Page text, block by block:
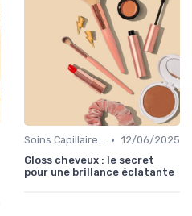
Soins Capillaires Bio • 12/06/2025
Gloss cheveux : le secret
pour une brillance éclatante